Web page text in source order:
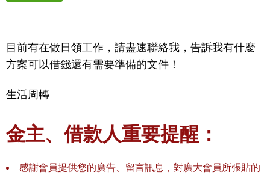
目前有在做日領工作，請盡速聯絡我，告訴我有什麼
方案可以借錢還有需要準備的文件！
生活周轉
金主、借款人重要提醒：
感謝會員提供您的廣告、留言訊息，對廣大會員所張貼的